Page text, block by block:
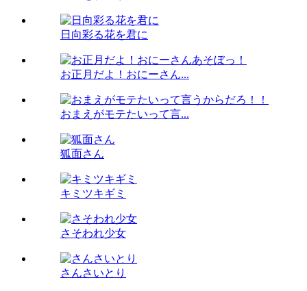
日向彩る花を君に
お正月だよ！おにーさん...
おまえがモテたいって言...
狐面さん
キミツキギミ
さそわれ少女
さんさいとり